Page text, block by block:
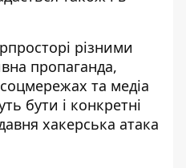
різними
пропаганда,
соцмережах та медіа
бути і конкретні
хакерська атака